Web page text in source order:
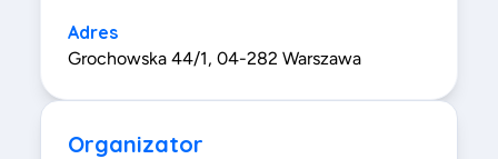
Adres
Grochowska 44/1, 04-282 Warszawa
Organizator